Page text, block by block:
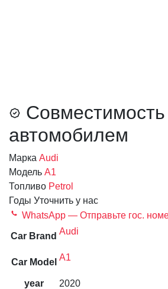
Совместимость
автомобилем
Марка Audi
Модель A1
Топливо Petrol
Годы Уточнить у нас
WhatsApp — Отправьте гос.
Car Brand Audi
Car Model A1
year 2020